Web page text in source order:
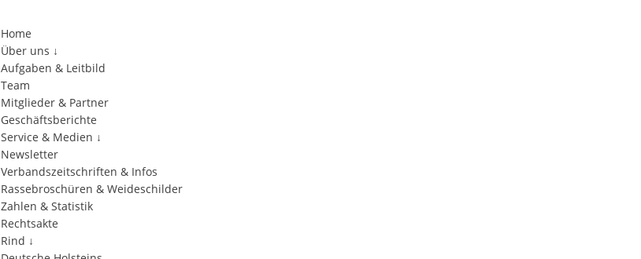
Home
Über uns ↓
Aufgaben & Leitbild
Team
Mitglieder & Partner
Geschäftsberichte
Service & Medien ↓
Newsletter
Verbandszeitschriften & Infos
Rassebroschüren & Weideschilder
Zahlen & Statistik
Rechtsakte
Rind ↓